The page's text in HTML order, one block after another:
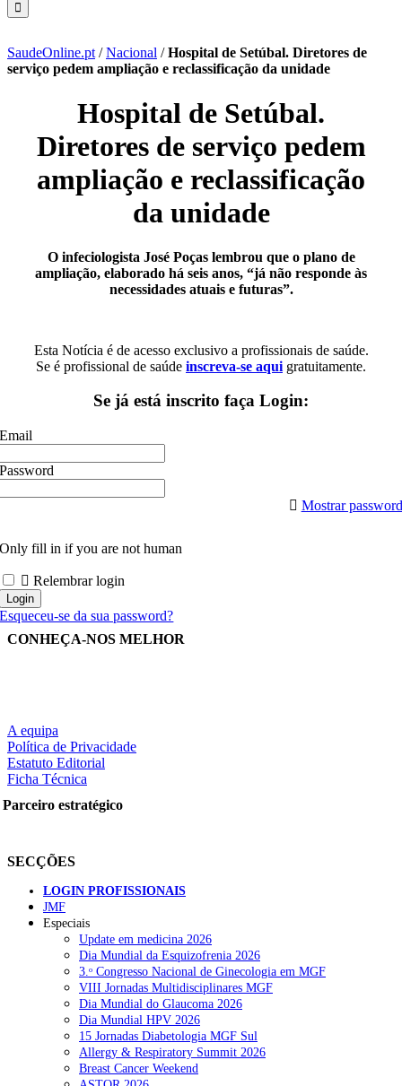
SaudeOnline.pt /Nacional /Hospital de Setúbal. Diretores de
serviço pedem ampliação e reclassificação da unidade
Hospital de Setúbal.
Diretores de serviço pedem
ampliação e reclassificação
da unidade
O infeciologista José Poças lembrou que o plano de
ampliação, elaborado há seis anos, “já não responde às
necessidades atuais e futuras”.
Esta Notícia é de acesso exclusivo a profissionais de saúde.
Se é profissional de saúde inscreva-se aqui gratuitamente.
Se já está inscrito faça Login:
Email
Password
Mostrar password
Only fill in if you are not human
Relembrar login
Esqueceu-se da sua password?
CONHEÇA-NOS MELHOR
A equipa
Política de Privacidade
Estatuto Editorial
Ficha Técnica
Parceiro estratégico
SECÇÕES
LOGIN PROFISSIONAIS
JMF
Especiais
Update em medicina 2026
Dia Mundial da Esquizofrenia 2026
3.ᵒ Congresso Nacional de Ginecologia em MGF
VIII Jornadas Multidisciplinares MGF
Dia Mundial do Glaucoma 2026
Dia Mundial HPV 2026
15 Jornadas Diabetologia MGF Sul
Allergy & Respiratory Summit 2026
Breast Cancer Weekend